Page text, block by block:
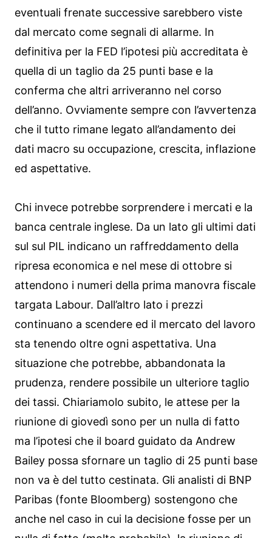
eventuali frenate successive sarebbero viste
dal mercato come segnali di allarme. In
definitiva per la FED l’ipotesi più accreditata è
quella di un taglio da 25 punti base e la
conferma che altri arriveranno nel corso
dell’anno. Ovviamente sempre con l’avvertenza
che il tutto rimane legato all’andamento dei
dati macro su occupazione, crescita, inflazione
ed aspettative.
Chi invece potrebbe sorprendere i mercati e la
banca centrale inglese. Da un lato gli ultimi dati
sul sul PIL indicano un raffreddamento della
ripresa economica e nel mese di ottobre si
attendono i numeri della prima manovra fiscale
targata Labour. Dall’altro lato i prezzi
continuano a scendere ed il mercato del lavoro
sta tenendo oltre ogni aspettativa. Una
situazione che potrebbe, abbandonata la
prudenza, rendere possibile un ulteriore taglio
dei tassi. Chiariamolo subito, le attese per la
riunione di giovedì sono per un nulla di fatto
ma l’ipotesi che il board guidato da Andrew
Bailey possa sfornare un taglio di 25 punti base
non va è del tutto cestinata. Gli analisti di BNP
Paribas (fonte Bloomberg) sostengono che
anche nel caso in cui la decisione fosse per un